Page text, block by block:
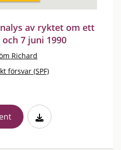
av ryktet om ett
7 juni 1990
Richard
försvar (SPF)